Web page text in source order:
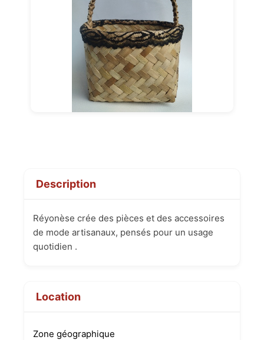
Description
Réyonèse crée des pièces et des accessoires
de mode artisanaux, pensés pour un usage
quotidien .
Location
Zone géographique